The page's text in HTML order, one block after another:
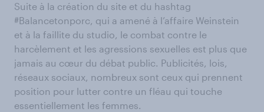
Suite à la création du site et du hashtag
#Balancetonporc, qui a amené à l’affaire Weinstein
et à la faillite du studio, le combat contre le
harcèlement et les agressions sexuelles est plus que
jamais au cœur du débat public. Publicités, lois,
réseaux sociaux, nombreux sont ceux qui prennent
position pour lutter contre un fléau qui touche
essentiellement les femmes.